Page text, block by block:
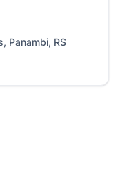
Panambi, RS